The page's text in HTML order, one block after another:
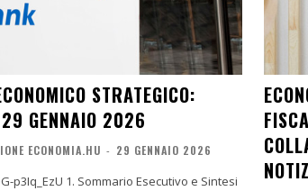
STRATEGICO:
GENNAIO 2026
ECONOMIA.HU - 29 GENNAIO 2026
Esecutivo e Sintesi